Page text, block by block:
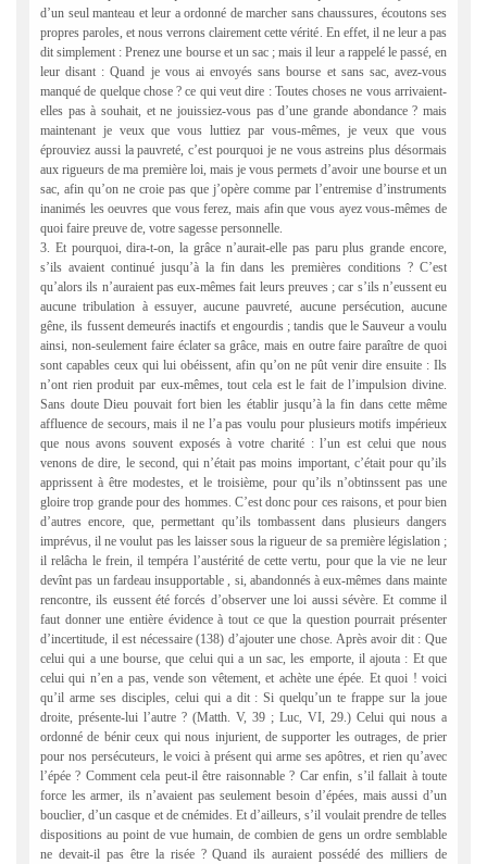
d’un seul manteau et leur a ordonné de marcher sans chaussures, écoutons ses
propres paroles, et nous verrons clairement cette vérité. En effet, il ne leur a pas
dit simplement : Prenez une bourse et un sac ; mais il leur a rappelé le passé, en
leur disant : Quand je vous ai envoyés sans bourse et sans sac, avez-vous
manqué de quelque chose ? ce qui veut dire : Toutes choses ne vous arrivaient-
elles pas à souhait, et ne jouissiez-vous pas d’une grande abondance ? mais
maintenant je veux que vous luttiez par vous-mêmes, je veux que vous
éprouviez aussi la pauvreté, c’est pourquoi je ne vous astreins plus désormais
aux rigueurs de ma première loi, mais je vous permets d’avoir une bourse et un
sac, afin qu’on ne croie pas que j’opère comme par l’entremise d’instruments
inanimés les oeuvres que vous ferez, mais afin que vous ayez vous-mêmes de
quoi faire preuve de, votre sagesse personnelle.
3. Et pourquoi, dira-t-on, la grâce n’aurait-elle pas paru plus grande encore,
s’ils avaient continué jusqu’à la fin dans les premières conditions ? C’est
qu’alors ils n’auraient pas eux-mêmes fait leurs preuves ; car s’ils n’eussent eu
aucune tribulation à essuyer, aucune pauvreté, aucune persécution, aucune
gêne, ils fussent demeurés inactifs et engourdis ; tandis que le Sauveur a voulu
ainsi, non-seulement faire éclater sa grâce, mais en outre faire paraître de quoi
sont capables ceux qui lui obéissent, afin qu’on ne pût venir dire ensuite : Ils
n’ont rien produit par eux-mêmes, tout cela est le fait de l’impulsion divine.
Sans doute Dieu pouvait fort bien les établir jusqu’à la fin dans cette même
affluence de secours, mais il ne l’a pas voulu pour plusieurs motifs impérieux
que nous avons souvent exposés à votre charité : l’un est celui que nous
venons de dire, le second, qui n’était pas moins important, c’était pour qu’ils
apprissent à être modestes, et le troisième, pour qu’ils n’obtinssent pas une
gloire trop grande pour des hommes. C’est donc pour ces raisons, et pour bien
d’autres encore, que, permettant qu’ils tombassent dans plusieurs dangers
imprévus, il ne voulut pas les laisser sous la rigueur de sa première législation ;
il relâcha le frein, il tempéra l’austérité de cette vertu, pour que la vie ne leur
devînt pas un fardeau insupportable , si, abandonnés à eux-mêmes dans mainte
rencontre, ils eussent été forcés d’observer une loi aussi sévère. Et comme il
faut donner une entière évidence à tout ce que la question pourrait présenter
d’incertitude, il est nécessaire (138) d’ajouter une chose. Après avoir dit : Que
celui qui a une bourse, que celui qui a un sac, les emporte, il ajouta : Et que
celui qui n’en a pas, vende son vêtement, et achète une épée. Et quoi ! voici
qu’il arme ses disciples, celui qui a dit : Si quelqu’un te frappe sur la joue
droite, présente-lui l’autre ? (Matth. V, 39 ; Luc, VI, 29.) Celui qui nous a
ordonné de bénir ceux qui nous injurient, de supporter les outrages, de prier
pour nos persécuteurs, le voici à présent qui arme ses apôtres, et rien qu’avec
l’épée ? Comment cela peut-il être raisonnable ? Car enfin, s’il fallait à toute
force les armer, ils n’avaient pas seulement besoin d’épées, mais aussi d’un
bouclier, d’un casque et de cnémides. Et d’ailleurs, s’il voulait prendre de telles
dispositions au point de vue humain, de combien de gens un ordre semblable
ne devait-il pas être la risée ? Quand ils auraient possédé des milliers de